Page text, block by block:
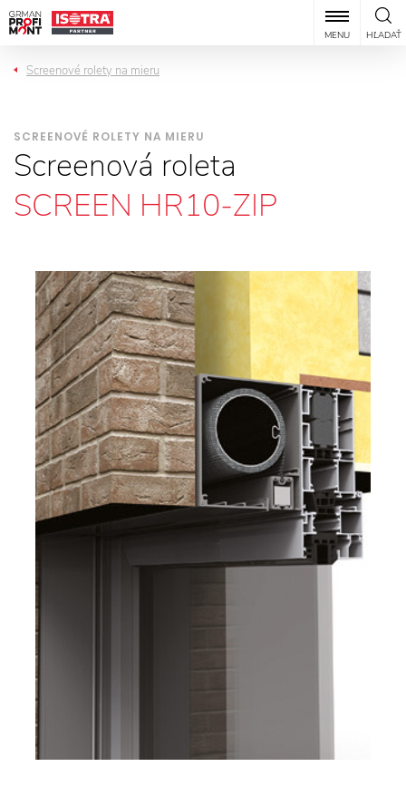
HĽADAŤ
MENU
Screenové rolety na mieru
SCREENOVÉ ROLETY NA MIERU
Screenová roleta
SCREEN HR10-ZIP